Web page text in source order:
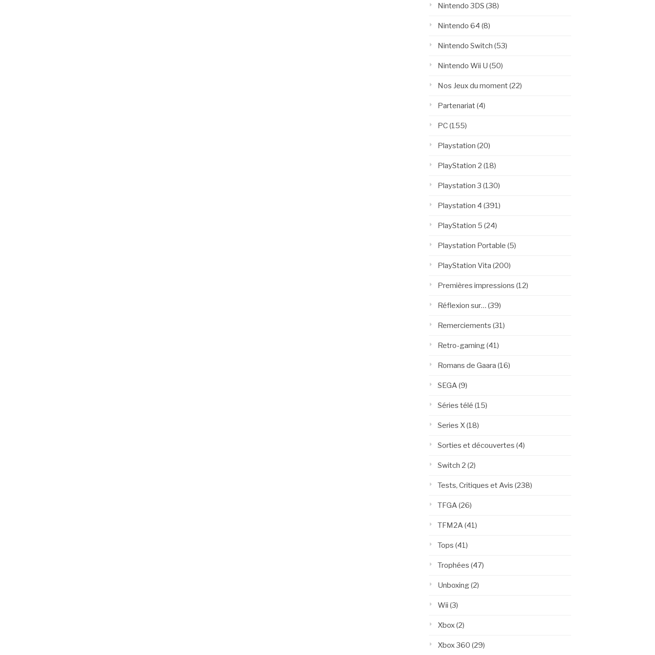
Nintendo 3DS (38)
Nintendo 64 (8)
Nintendo Switch (53)
Nintendo Wii U (50)
Nos Jeux du moment(22)
Partenariat(4)
PC(155)
Playstation (20)
PlayStation 2 (18)
Playstation 3 (130)
Playstation 4 (391)
PlayStation 5 (24)
Playstation Portable (5)
PlayStation Vita (200)
Premières impressions (12)
Réflexion sur… (39)
Remerciements (31)
Retro-gaming(41)
Romans de Gaara (16)
SEGA (9)
Séries télé (15)
Series X(18)
Sorties et découvertes (4)
Switch 2 (2)
Tests, Critiques et Avis (238)
TFGA (26)
TFM2A (41)
Tops (41)
Trophées (47)
Unboxing(2)
Wii (3)
Xbox(2)
Xbox 360 (29)